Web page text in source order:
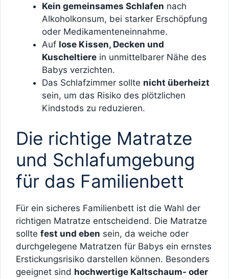
Kein gemeinsames Schlafen nach
Alkoholkonsum, bei starker Erschöpfung
oder Medikamenteneinnahme.
Auf lose Kissen, Decken und
Kuscheltiere in unmittelbarer Nähe des
Babys verzichten.
Das Schlafzimmer sollte nicht überheizt
sein, um das Risiko des plötzlichen
Kindstods zu reduzieren.
Die richtige Matratze
und Schlafumgebung
für das Familienbett
Für ein sicheres Familienbett ist die Wahl der
richtigen Matratze entscheidend. Die Matratze
sollte fest und eben sein, da weiche oder
durchgelegene Matratzen für Babys ein ernstes
Erstickungsrisiko darstellen können. Besonders
geeignet sind hochwertige Kaltschaum- oder